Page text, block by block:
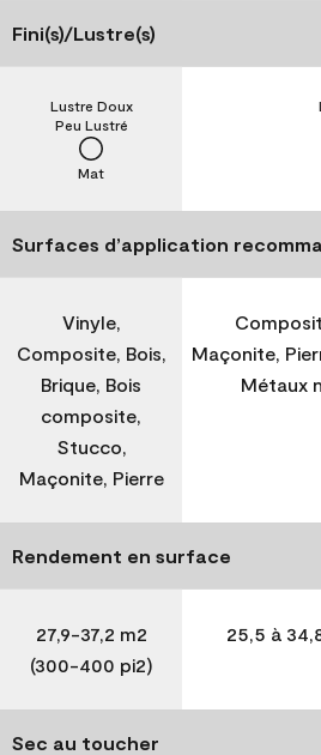
Fini(s)/Lustre(s)
Mat
Peu Lustré
Lustre Doux
Surfaces d’application
Vinyle,
Composite, Bois,
Brique, Bois
composite,
Stucco,
Maçonite, Pierre
Maçonite,
Métaux
Rendement en surface
27,9-37,2 m2
(300-400 pi2)
25,5 à
Sec au toucher